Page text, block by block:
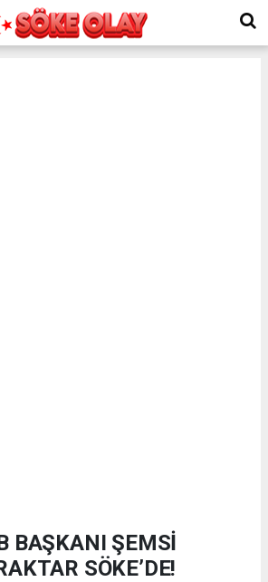
BAŞKANI ŞEMSİ
SÖKE’DE!